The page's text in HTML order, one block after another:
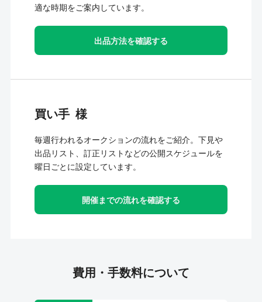
適な時期をご案内しています。
出品方法を確認する
買い手
毎週行われるオークションの流れをご紹介。下見や
出品リスト、訂正リストなどの公開スケジュールを
曜日ごとに設定しています。
開催までの流れを確認する
費用・手数料について